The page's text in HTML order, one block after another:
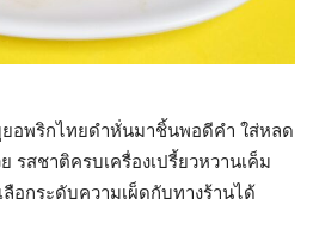
อพริกไทยดำหั่นมาชิ้นพอดีคำ ใส่หลด
รสชาติครบเครื่องเปรี้ยวหวานเค็ม
ลือกระดับความเผ็ดกับทางร้านได้